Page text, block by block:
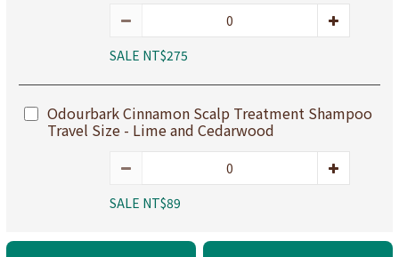
SALE NT$275
Odourbark Cinnamon Scalp Treatment Shampoo
Travel Size - Lime and Cedarwood
SALE NT$89